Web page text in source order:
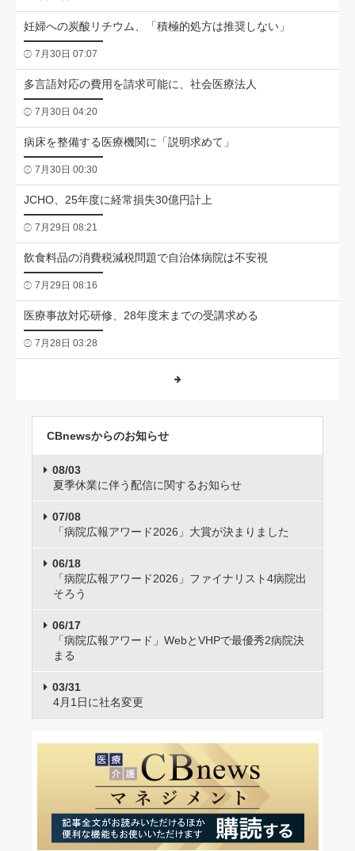
妊婦への炭酸リチウム、「積極的処方は推奨しない」
7月30日 07:07
多言語対応の費用を請求可能に、社会医療法人
7月30日 04:20
病床を整備する医療機関に「説明求めて」
7月30日 00:30
JCHO、25年度に経常損失30億円計上
7月29日 08:21
飲食料品の消費税減税問題で自治体病院は不安視
7月29日 08:16
医療事故対応研修、28年度末までの受講求める
7月28日 03:28
CBnewsからのお知らせ
08/03
夏季休業に伴う配信に関するお知らせ
07/08
「病院広報アワード2026」大賞が決まりました
06/18
「病院広報アワード2026」ファイナリスト4病院出
そろう
06/17
「病院広報アワード」WebとVHPで最優秀2病院決
まる
03/31
4月1日に社名変更